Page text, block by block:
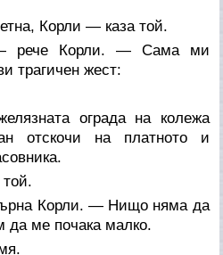
Корли — каза той.
рече Корли. — Сама ми
трагичен жест:
ограда на колежа
отскочи на платното и
Корли. — Нищо няма да
да ме почака малко.